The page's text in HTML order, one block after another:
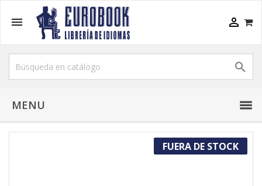
 

MENU
FUERA DE STOCK